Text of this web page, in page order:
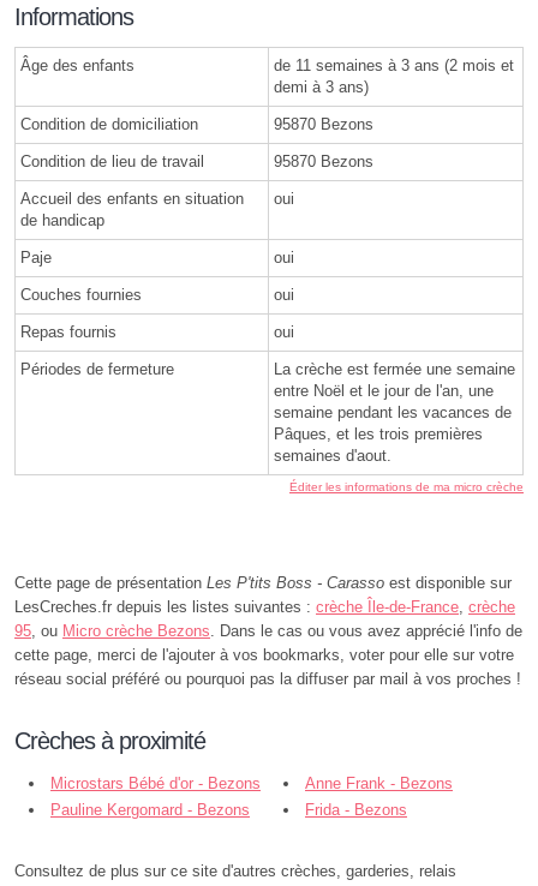
Informations
Âge des enfants
de 11 semaines à 3 ans (2 mois et
demi à 3 ans)
Condition de domiciliation 95870 Bezons
Condition de lieu de travail 95870 Bezons
Accueil des enfants en situation
de handicap
oui
Paje oui
Couches fournies oui
Repas fournis oui
Périodes de fermeture
La crèche est fermée une semaine
entre Noël et le jour de l'an, une
semaine pendant les vacances de
Pâques, et les trois premières
semaines d'aout.
Éditer les informations de ma micro crèche
Cette page de présentation Les P'tits Boss - Carasso est disponible sur
LesCreches.fr depuis les listes suivantes : crèche Île-de-France crèche
95 , ou Micro crèche Bezons . Dans le cas ou vous avez apprécié l'info de
cette page, merci de l'ajouter à vos bookmarks, voter pour elle sur votre
réseau social préféré ou pourquoi pas la diffuser par mail à vos proches !
Crèches à proximité
Microstars Bébé d'or - Bezons
Anne Frank - Bezons
Pauline Kergomard - Bezons
Frida - Bezons
Consultez de plus sur ce site d'autres crèches, garderies, relais